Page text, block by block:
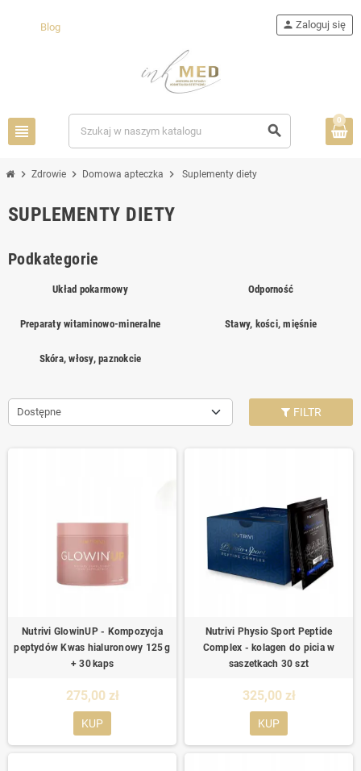
Blog
view_headline search
person Zaloguj się
0
chevron_right Zdrowie chevron_right Domowa apteczka chevron_right Suplementy diety
SUPLEMENTY DIETY
Podkategorie
Układ pokarmowy Odporność
Preparaty witaminowo-mineralne Stawy, kości, mięśnie
Skóra, włosy, paznokcie
Dostępne FILTR
Nutrivi GlowinUP - Kompozycja
peptydów Kwas hialuronowy 125 g
+ 30 kaps
275,00 zł
KUP
Nutrivi Physio Sport Peptide
Complex - kolagen do picia w
saszetkach 30 szt
325,00 zł
KUP